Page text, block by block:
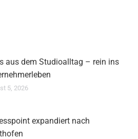
aus dem Studioalltag – rein ins
5, 2026
expandiert nach